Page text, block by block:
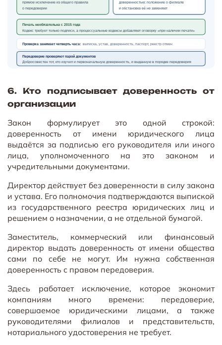
прямое исключение из общего правила
о передоверии
доверенностью: положение о филиале
и обстановка её не заменяют
Печать необязательна с 2015 года
Кодекс требует только подписи, а процессуальные кодексы добавляют оговорку «при наличии печати»
Проверка занимает четверть часа: выписка, устав, доверенность, паспорт, реестр отмен
Передоверие проверяют парой документов
Добросовестен тот, кто изучил и первоначальную доверенность, и выданную в порядке передоверия
6. Кто подписывает доверенность от
организации
Закон формулирует это одной строкой:
доверенность от имени юридического лица
выдаётся за подписью его руководителя или иного
лица, уполномоченного на это законом и
учредительными документами.
Директор действует без доверенности в силу закона
и устава. Его полномочия подтверждаются выпиской
из государственного реестра юридических лиц и
решением о назначении, а не отдельной бумагой.
Заместитель, коммерческий или финансовый
директор выдать доверенность от имени общества
сами по себе не могут. Им нужна собственная
доверенность с правом передоверия.
Здесь работает исключение, которое экономит
компаниям много времени: передоверие,
совершаемое юридическими лицами, а также
руководителями филиалов и представительств,
нотариального удостоверения не требует.